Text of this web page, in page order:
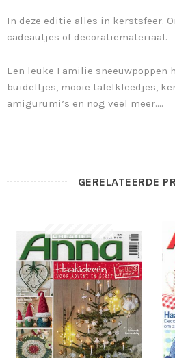
In deze editie alles in kerstsfeer.
cadeautjes of decoratiemateriaal.
Een leuke Familie sneeuwpoppen
buideltjes, mooie tafelkleedjes,
amigurumi’s en nog veel meer….
GERELATEERDE